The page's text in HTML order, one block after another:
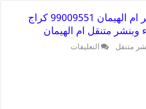
افضل خدمة بنشر ام الهيمان 99009551 كراج
وبنشر متنقل ام الهيمان
متنقل التعليقات